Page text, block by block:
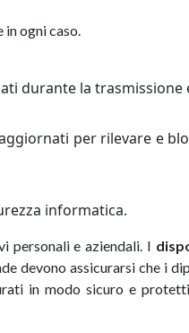
in ogni caso.
durante la trasmissione
per rilevare e
informatica.
personali e aziendali. I
devono assicurarsi che i
in modo sicuro e